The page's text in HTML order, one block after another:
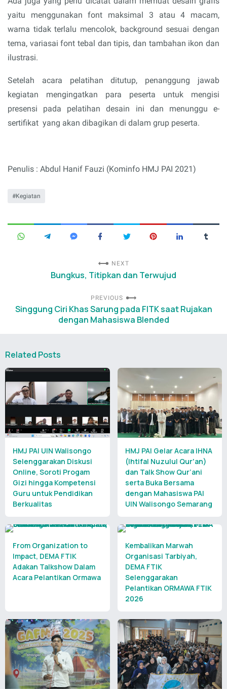
yaitu menggunakan font maksimal 3 atau 4 macam,
warna tidak terlalu mencolok, background sesuai dengan
tema, variasai font tebal dan tipis, dan tambahan ikon dan
ilustrasi.
Setelah acara pelatihan ditutup, penanggung jawab
kegiatan mengingatkan para peserta untuk mengisi
presensi pada pelatihan desain ini dan menunggu e-
sertifikat yang akan dibagikan di dalam grup peserta.
Penulis : Abdul Hanif Fauzi (Kominfo HMJ PAI 2021)
Kegiatan
NEXT
Bungkus, Titipkan dan Terwujud
PREVIOUS
Singgung Ciri Khas Sarung pada FITK saat Rujakan
dengan Mahasiswa Blended
Related Posts
HMJ PAI UIN Walisongo
Selenggarakan Diskusi
Online, Soroti Progam
Gizi hingga Kompetensi
Guru untuk Pendidikan
Berkualitas
HMJ PAI Gelar Acara IHNA
(Ihtifal Nuzulul Qur'an)
dan Talk Show Qur’ani
serta Buka Bersama
dengan Mahasiswa PAI
UIN Walisongo Semarang
From Organization to
Impact, DEMA FTIK
Adakan Talkshow Dalam
Acara Pelantikan Ormawa
Kembalikan Marwah
Organisasi Tarbiyah,
DEMA FTIK
Selenggarakan
Pelantikan ORMAWA FTIK
2026